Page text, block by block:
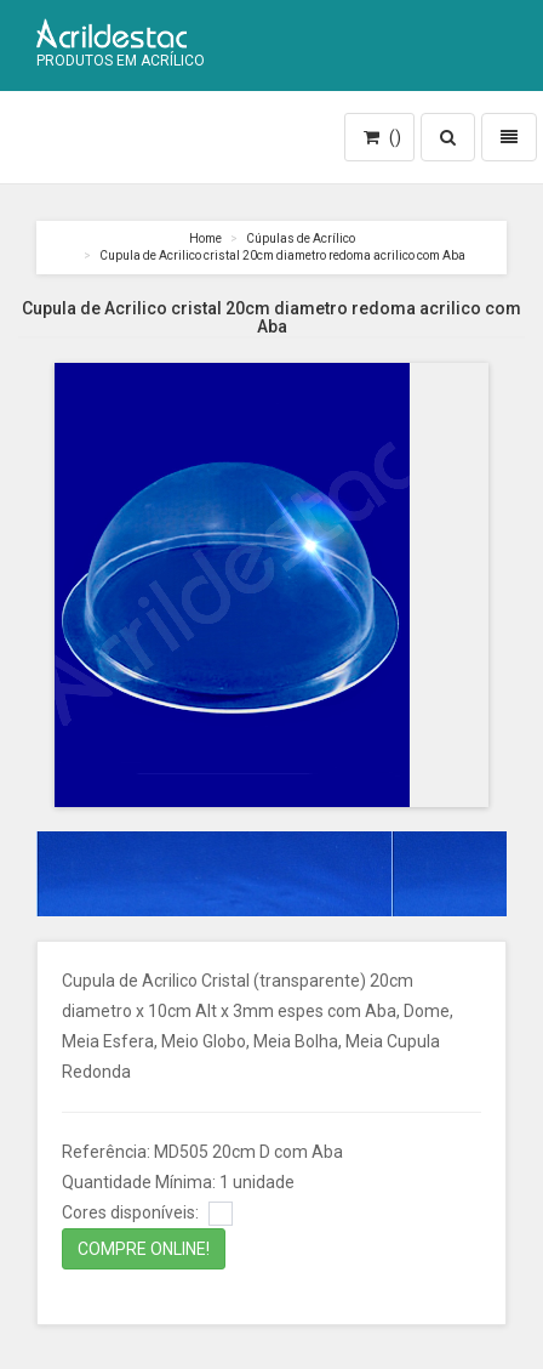
PRODUTOS EM ACRÍLICO
Toggle
search
()
Home
Cúpulas de Acrílico
Cupula de Acrilico cristal 20cm diametro redoma acrilico com Aba
Cupula de Acrilico cristal 20cm diametro redoma acrilico com
Aba
Cupula de Acrilico Cristal (transparente) 20cm
diametro x 10cm Alt x 3mm espes com Aba, Dome,
Meia Esfera, Meio Globo, Meia Bolha, Meia Cupula
Redonda
Referência: MD505 20cm D com Aba
Quantidade Mínima: 1 unidade
Cores disponíveis:
COMPRE ONLINE!